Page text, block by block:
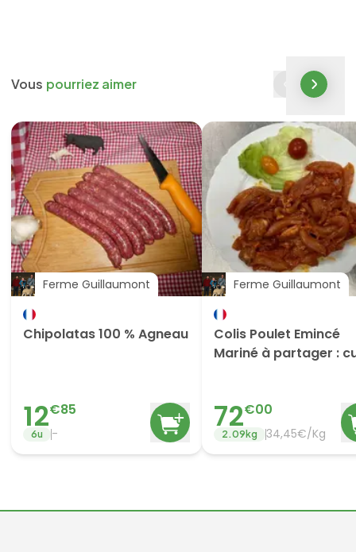
Vous pourriez aimer
Ferme Guillaumont
Chipolatas 100 % Agneau
12€85
6u -
Ferme Guillaumont
Colis Poulet Emincé
Mariné à partager :
72€00
2.09kg 34,45€/Kg